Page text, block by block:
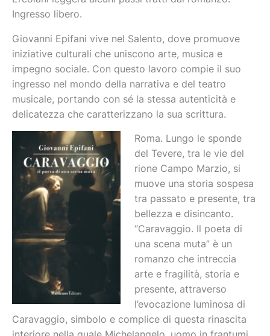
Ingresso libero.
Giovanni Epifani vive nel Salento, dove promuove
iniziative culturali che uniscono arte, musica e
impegno sociale. Con questo lavoro compie il suo
ingresso nel mondo della narrativa e del teatro
musicale, portando con sé la stessa autenticità e
delicatezza che caratterizzano la sua scrittura.
Roma. Lungo le sponde
del Tevere, tra le vie del
rione Campo Marzio, si
muove una storia sospesa
tra passato e presente, tra
bellezza e disincanto.
“Caravaggio. Il poeta di
una scena muta” è un
romanzo che intreccia
arte e fragilità, storia e
presente, attraverso
l’evocazione luminosa di
Caravaggio, simbolo e complice di questa rinascita